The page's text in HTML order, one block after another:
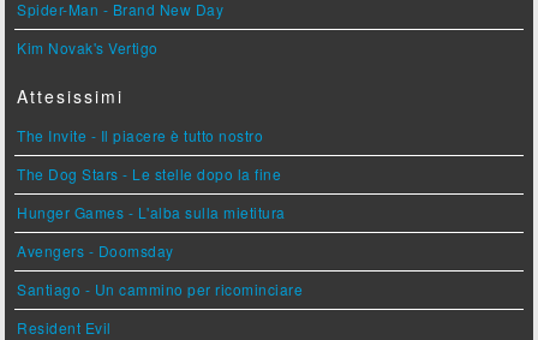
Spider-Man - Brand New Day
Kim Novak's Vertigo
Attesissimi
The Invite - Il piacere è tutto nostro
The Dog Stars - Le stelle dopo la fine
Hunger Games - L'alba sulla mietitura
Avengers - Doomsday
Santiago - Un cammino per ricominciare
Resident Evil